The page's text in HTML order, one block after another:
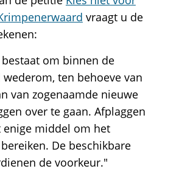
vraagt u de
om binnen de
ten behoeve van
van zogenaamde nieuwe
over te gaan. Afplaggen
enige middel om het
De beschikbare
de voorkeur."